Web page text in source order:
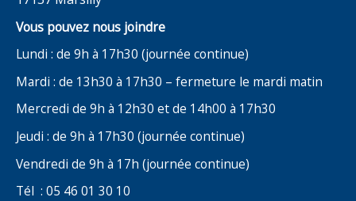
Vous pouvez nous joindre
Lundi : de 9h à 17h30 (journée continue)
Mardi : de 13h30 à 17h30 – fermeture le mardi matin
Mercredi de 9h à 12h30 et de 14h00 à 17h30
Jeudi : de 9h à 17h30 (journée continue)
Vendredi de 9h à 17h (journée continue)
Tél : 05 46 01 30 10